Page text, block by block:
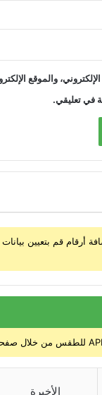
والموقع
في تعليقي.
أرقام قم بتعيين
الأخيرة